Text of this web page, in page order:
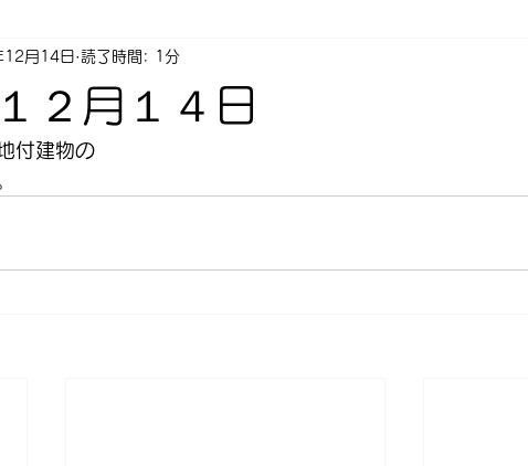
２月１４日
月14日 読了時間: 1分
付建物の